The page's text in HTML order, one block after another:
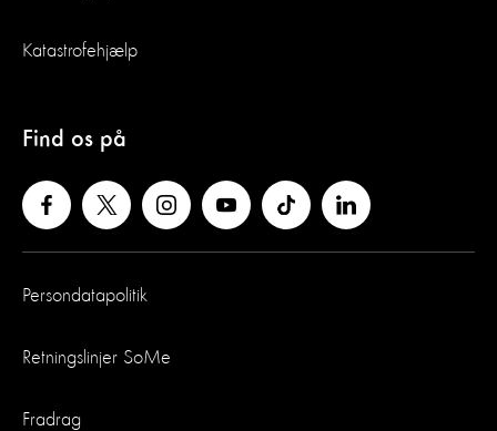
Katastrofehjælp
Find os på
Persondatapolitik
Retningslinjer SoMe
Fradrag